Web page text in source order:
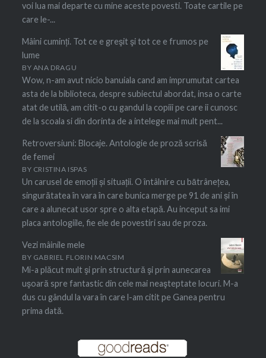
voi lua mai departe cu mine aceste povesti. Toate cartile pe
care le-...
Mâini cuminți. Tot ce e greşit şi tot ce e frumos pe
lume
BY ANA DRAGU
Wow, n-am avut nicio banuiala cand am imprumutat cartea
asta de la biblioteca, despre subiectul abordat, insa o carte
atat de utilă, am citit-o cu gandul la copiii pe care ii cunosc
de la scoala si din dorinta de a intelege mai mult pent...
Retroversiuni: Blocaje. Antologie de proză scrisă
de femei
BY CRISTINA ISPAS
Un carusel de emoții și situații. O întâlnire cu bātrânețea,
singurătatea în vara în care bunica merge pe 91 de ani și în
care a alunecat usor spre o alta etapă. Au inceput sa imi
placa antologiile, fie ele de povestiri sau de proza.
Vezi mâinile mele
BY GABRIEL FLORIN MACSIM
Mi-a plăcut mult şi prin structură şi prin aunecarea
uşoară spre fantastic din cele mai neaşteptate locuri. M-a
dus cu gândul la vara în care l-am citit pe Ganea pentru
prima dată.